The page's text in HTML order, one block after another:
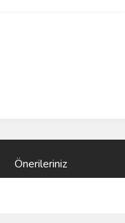
Önerileriniz